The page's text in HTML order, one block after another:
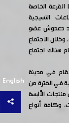
English
الخاصة
النسيجية
دعدوش عضو
الاجتماع
هناك اجتماع
في مدينة
سورية في الفترة من
منتجات الألبسة
وكافة أنواع